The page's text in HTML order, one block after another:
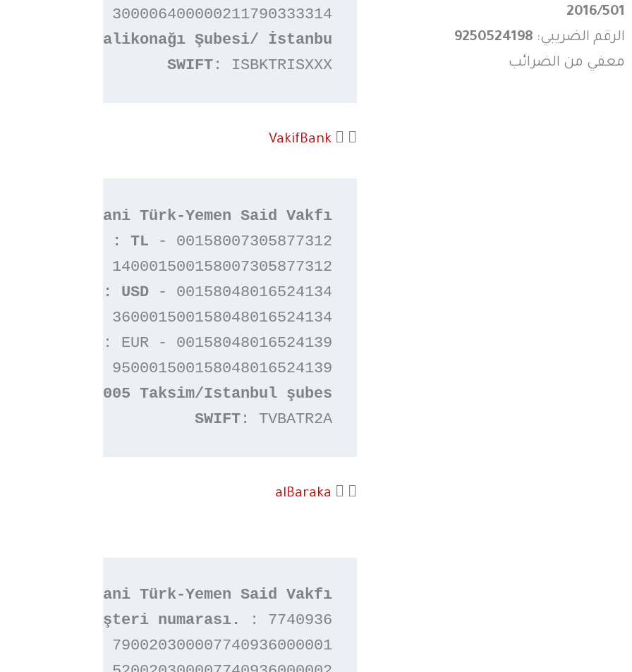
2016/501
الرقم الضريبي: 9250524198
معفي من الضرائب
300006400000211790333314
Valikonağı Şubesi/ İstanbu
SWIFT: ISBKTRISXXX
VakifBank
HESAP NO : TL
- 00158007305877312
140001500158007305877312
HESAP NO : USD - 00158048016524134
360001500158048016524134
NO : EUR - 00158048016524139
950001500158048016524139
SWIFT: TVBATR2A
alBaraka
Veysel Karani Türk-Yemen Said Vakfı
Müşteri numarası.
: 7740936
790020300007740936000001